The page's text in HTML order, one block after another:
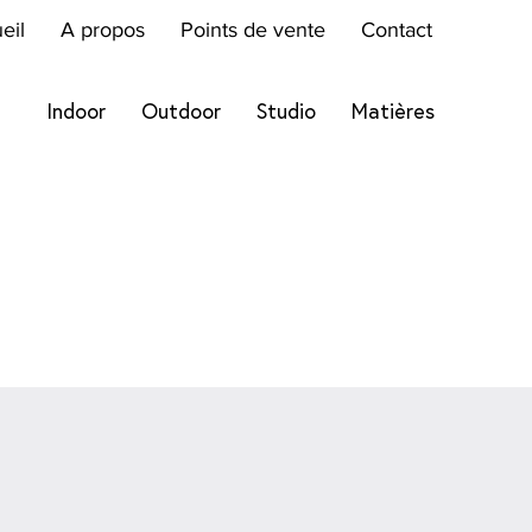
Indoor Outdoor Studio Matières
A propos Points de vente Contact